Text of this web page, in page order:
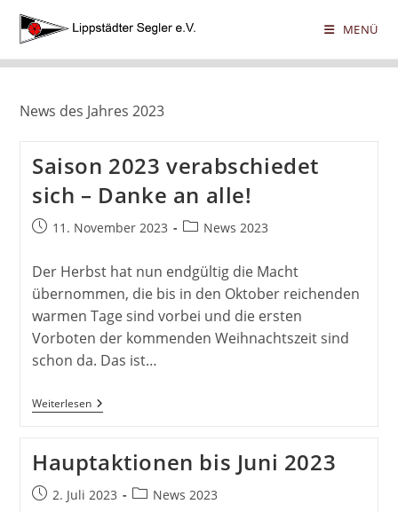
Zum
Inhalt
MENÜ
News 2023
News des Jahres 2023
Saison 2023 verabschiedet
sich – Danke an alle!
Beitrag11. November 2023
Beitrags-
News 2023
Der Herbst hat nun endgültig die Macht
übernommen, die bis in den Oktober reichenden
warmen Tage sind vorbei und die ersten
Vorboten der kommenden Weihnachtszeit sind
schon da. Das ist…
WeiterlesenSaison
2023
–
Danke
An
Alle!
Hauptaktionen bis Juni 2023
Beitrag2. Juli 2023
Beitrags-
News 2023